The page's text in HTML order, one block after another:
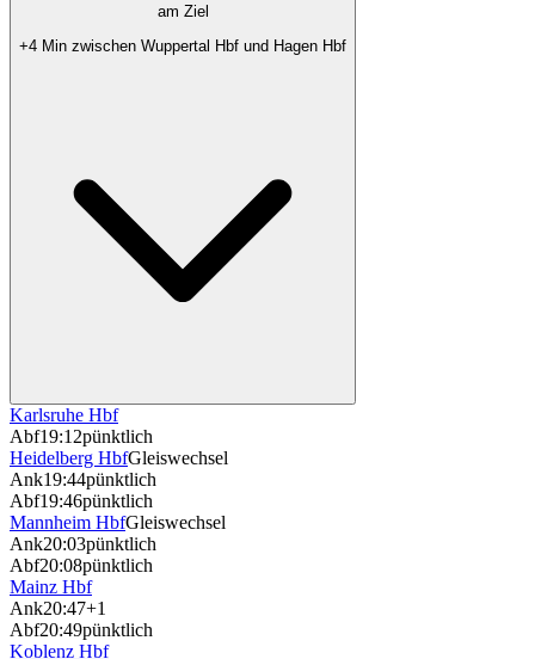
am Ziel
+4 Min zwischen Wuppertal Hbf und Hagen Hbf
Karlsruhe Hbf
Abf19:12pünktlich
Heidelberg HbfGleiswechsel
Ank19:44pünktlich
Abf19:46pünktlich
Mannheim HbfGleiswechsel
Ank20:03pünktlich
Abf20:08pünktlich
Mainz Hbf
Ank20:47+1
Abf20:49pünktlich
Koblenz Hbf